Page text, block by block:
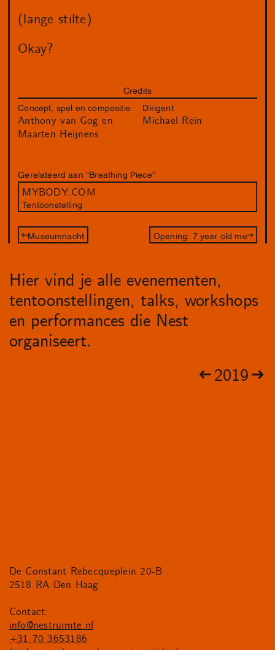
(lange stilte)
Okay?
Credits
Concept, spel en compositie
Anthony van Gog en
Maarten Heijnens
Dirigent
Michael Rein
Gerelateerd aan “Breathing Piece”
MYBODY.COM
Tentoonstelling
Museumnacht Opening: 7 year old me
Hier vind je alle evenementen,
tentoonstellingen, talks, workshops
en performances die Nest
organiseert.
2019
De Constant Rebecqueplein 20-B
2518 RA Den Haag
Contact:
info@nestruimte.nl
+31 70 3653186